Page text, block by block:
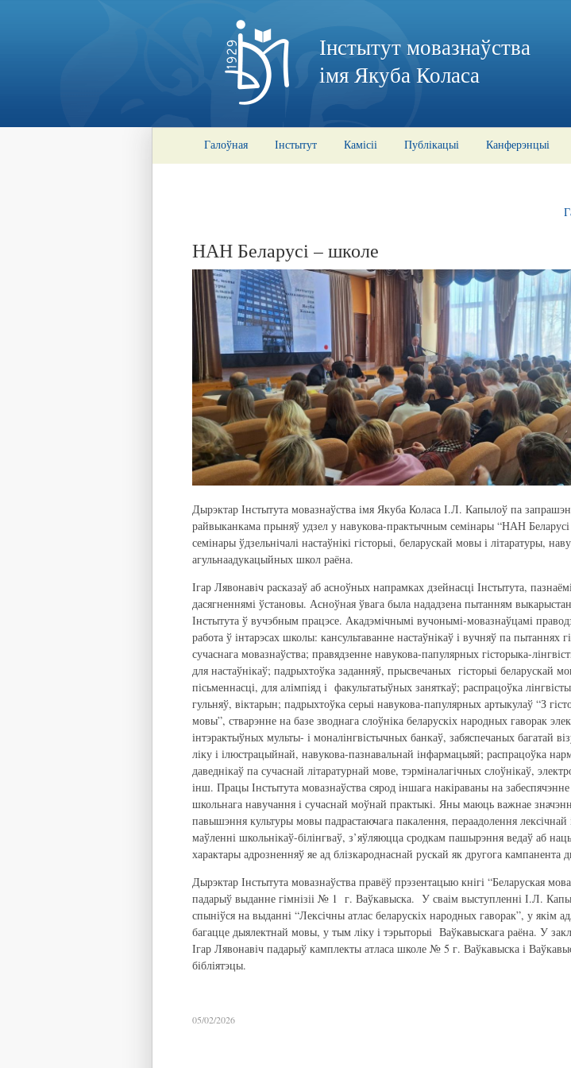
Інстытут мовазнаўства
імя Якуба Коласа
Галоўная Інстытут Камісіі Публікацыі Канферэнцыі
НАН Беларусі – школе
Дырэктар Інстытута мовазнаўства імя Якуба Коласа І.Л. Капылоў па
райвыканкама прыняў удзел у навукова-практычным семінары “НАН
семінары ўдзельнічалі настаўнікі гісторыі, беларускай мовы і літаратуры,
агульнаадукацыйных школ раёна.
Ігар Лявонавіч расказаў аб асноўных напрамках дзейнасці Інстытута,
дасягненнямі ўстановы. Асноўная ўвага была нададзена пытанням
Інстытута ў вучэбным працэсе. Акадэмічнымі вучонымі-мовазнаўцамі
работа ў інтарэсах школы: кансультаванне настаўнікаў і вучняў па пытаннях
сучаснага мовазнаўства; правядзенне навукова-папулярных гісторыка-
для настаўнікаў; падрыхтоўка заданняў, прысвечаных гісторыі беларускай
пісьменнасці, для алімпіяд і факультатыўных заняткаў; распрацоўка
гульняў, віктарын; падрыхтоўка серыі навукова-папулярных артыкулаў “З
мовы”, стварэнне на базе зводнага слоўніка беларускіх народных гаворак
інтэрактыўных мульты- і моналінгвістычных банкаў, забяспечаных багатай
ліку і ілюстрацыйнай, навукова-пазнавальнай інфармацыяй; распрацоўка
даведнікаў па сучаснай літаратурнай мове, тэрміналагічных слоўнікаў,
інш. Працы Інстытута мовазнаўства сярод іншага накіраваны на
школьнага навучання і сучаснай моўнай практыкі. Яны маюць важнае
павышэння культуры мовы падрастаючага пакалення, пераадолення лексічнай
маўленні школьнікаў-білінгваў, з’яўляюцца сродкам пашырэння ведаў аб
характары адрозненняў яе ад блізкароднаснай рускай як другога кампанента
Дырэктар Інстытута мовазнаўства правёў прэзентацыю кнігі “Беларуская
падарыў выданне гімнізіі № 1 г. Ваўкавыска. У сваім выступленні І.Л.
спыніўся на выданні “Лексічны атлас беларускіх народных гаворак”, у якім
багацце дыялектнай мовы, у тым ліку і тэрыторыі Ваўкавыскага раёна. У
Ігар Лявонавіч падарыў камплекты атласа школе № 5 г. Ваўкавыска і
бібліятэцы.
05/02/2026